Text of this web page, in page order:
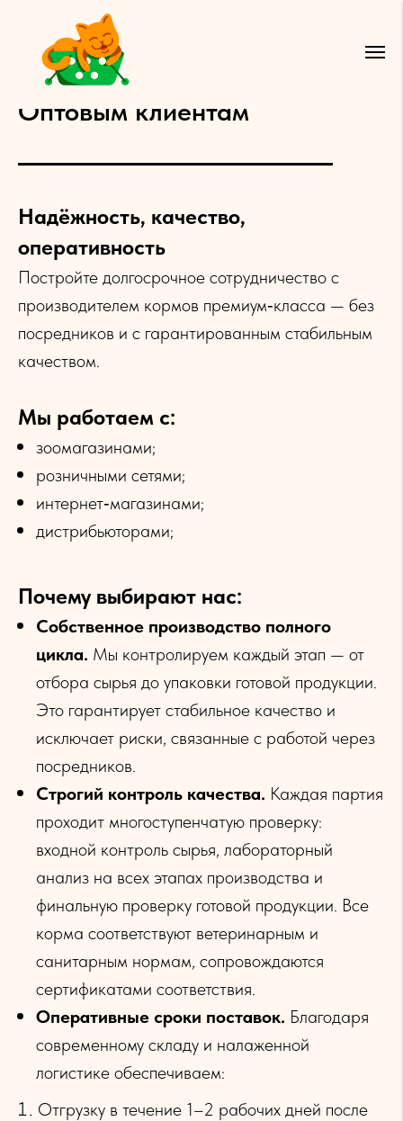
Оптовым клиентам
Надёжность, качество,
оперативность
Постройте долгосрочное сотрудничество с
производителем кормов премиум‑класса — без
посредников и с гарантированным стабильным
качеством.
Мы работаем с:
зоомагазинами;
розничными сетями;
интернет‑магазинами;
дистрибьюторами;
Почему выбирают нас:
Собственное производство полного
цикла. Мы контролируем каждый этап — от
отбора сырья до упаковки готовой продукции.
Это гарантирует стабильное качество и
исключает риски, связанные с работой через
посредников.
Строгий контроль качества. Каждая партия
проходит многоступенчатую проверку:
входной контроль сырья, лабораторный
анализ на всех этапах производства и
финальную проверку готовой продукции. Все
корма соответствуют ветеринарным и
санитарным нормам, сопровождаются
сертификатами соответствия.
Оперативные сроки поставок. Благодаря
современному складу и налаженной
логистике обеспечиваем:
Отгрузку в течение 1–2 рабочих дней после